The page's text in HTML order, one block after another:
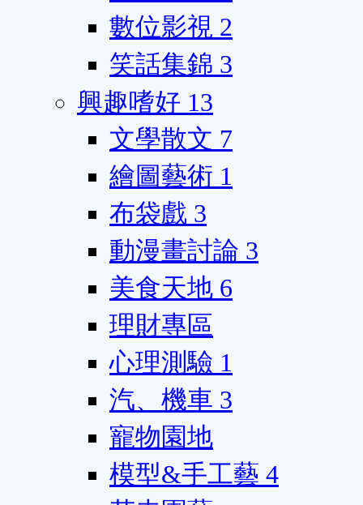
數位影視 2
笑話集錦 3
興趣嗜好 13
文學散文 7
繪圖藝術 1
布袋戲 3
動漫畫討論 3
美食天地 6
理財專區
心理測驗 1
汽、機車 3
寵物園地
模型&手工藝 4